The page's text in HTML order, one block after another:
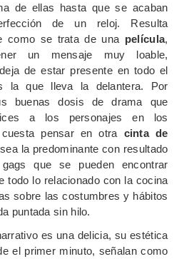
de ellas hasta que se acaban
de un reloj. Resulta
como se trata de una película,
un mensaje muy loable,
de estar presente en todo el
la que lleva la delantera. Por
buenas dosis de drama que
a los personajes en los
pensar en otra cinta de
la predominante con resultado
que se pueden encontrar
todo lo relacionado con la cocina
sobre las costumbres y hábitos
puntada sin hilo.
es una delicia, su estética
el primer minuto, señalan como